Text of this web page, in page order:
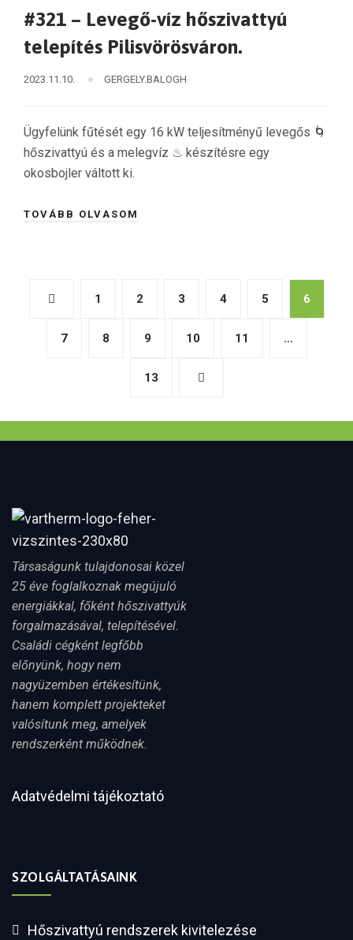
#321 – Levegő-víz hőszivattyú
telepítés Pilisvörösváron.
2023.11.10. GERGELY.BALOGH
Ügyfelünk fűtését egy 16 kW teljesítményű levegős 🌀
hőszivattyú és a melegvíz ♨ készítésre egy
okosbojler váltott ki.
TOVÁBB OLVASOM
Bejegyzés
1 2 3 4 5 6
7 8 9 10 11 …
13
Társaságunk tulajdonosai közel
25 éve foglalkoznak megújuló
energiákkal, főként hőszivattyúk
forgalmazásával, telepítésével.
Családi cégként legfőbb
előnyünk, hogy nem
nagyüzemben értékesítünk,
hanem komplett projekteket
valósítunk meg, amelyek
rendszerként működnek.
Adatvédelmi tájékoztató
SZOLGÁLTATÁSAINK
Hőszivattyú rendszerek kivitelezése